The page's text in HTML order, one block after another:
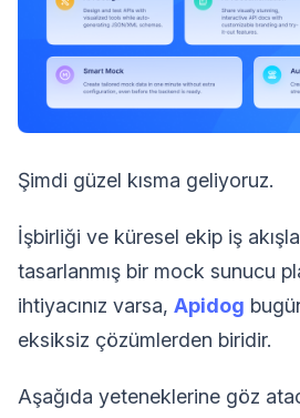
Şimdi güzel kısma geliyoruz.
İşbirliği ve küresel ekip iş
tasarlanmış bir mock sunucu
ihtiyacınız varsa, Apidog
eksiksiz çözümlerden biridir.
Aşağıda yeteneklerine göz